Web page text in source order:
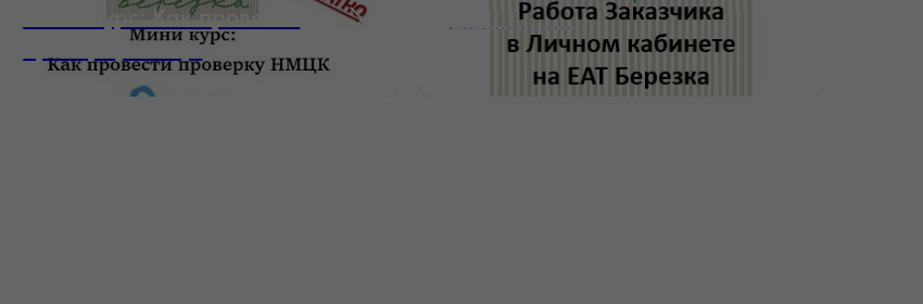
Мини-курс: Как провести
проверку НМЦК
___________________